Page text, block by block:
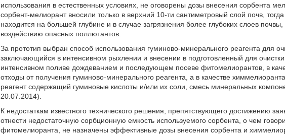
использования в естественных условиях, не оговорены дозы внесения сорбента
сорбент-мелиорант вносили только в верхний 10-ти сантиметровый слой почв,
находится на большей глубине и в случае загрязнения более глубоких слоев
воздействию опасных поллютантов.
За прототип выбран способ использования гуминово-минерального реагента для
заключающийся в интенсивном рыхлении и внесении в подготовленный для
интенсивном поливе дождеванием и последующем посеве фитомелиорантов, в
отходы от получения гуминово-минерального реагента, а в качестве
реагент содержащий гуминовые кислоты и/или их соли, смесь минеральных
20.07.2014).
К недостаткам известного технического решения, препятствующего достижению
отнести недостаточную сорбционную емкость используемого сорбента, о чем
фитомелиоранта, не назначены эффективные дозы внесения сорбента и